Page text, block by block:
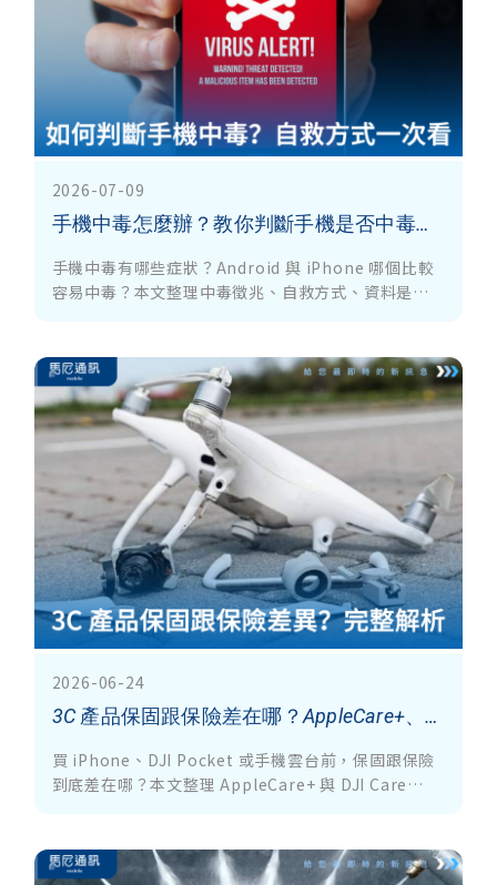
2026-07-09
手機中毒怎麼辦？教你判斷手機是否中毒、資料能否救回、自救方法一次看懂！Android、iPhone完整解析
手機中毒有哪些症狀？Android 與 iPhone 哪個比較
容易中毒？本文整理中毒徵兆、自救方式、資料是否
2026-06-24
3C 產品保固跟保險差在哪？AppleCare+、DJI Care Refresh 費用、保障範圍與換新成本一次看懂
買 iPhone、DJI Pocket 或手機雲台前，保固跟保險
到底差在哪？本文整理 AppleCare+ 與 DJI Care